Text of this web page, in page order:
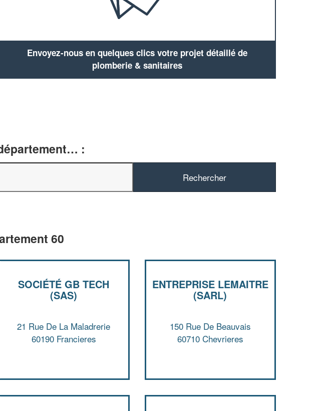
Envoyez-nous en quelques clics votre projet détaillé de
plomberie & sanitaires
:
60
SOCIÉTÉ GB TECH
(SAS)
21 Rue De La Maladrerie
60190 Francieres
ENTREPRISE LEMAITRE
(SARL)
150 Rue De Beauvais
60710 Chevrieres
✕
Vous êtes un